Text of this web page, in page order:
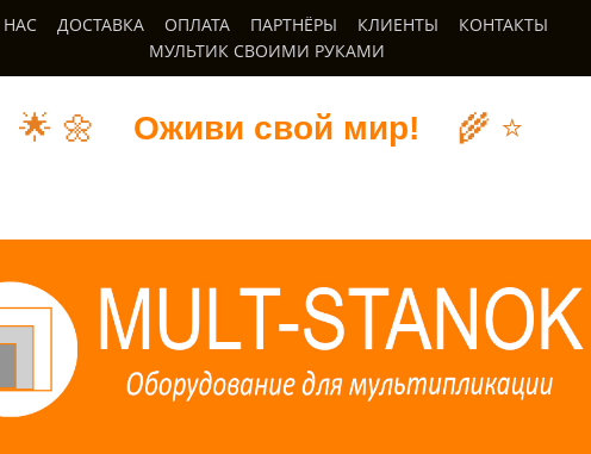
ДОСТАВКА ОПЛАТА ПАРТНЁРЫ КЛИЕНТЫ
КОНТАКТЫ
МУЛЬТИК СВОИМИ РУКАМИ
🌼 Оживи свой мир! 🌾 ⭐️